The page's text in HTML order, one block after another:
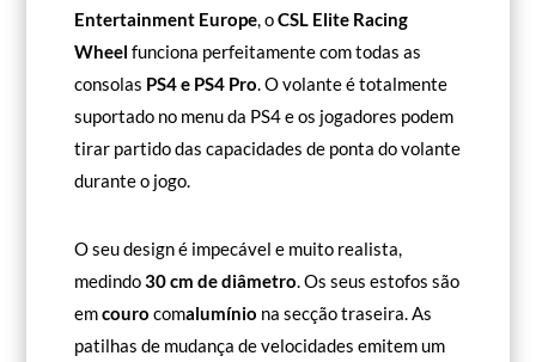
Entertainment Europe, oCSL Elite Racing
Wheelfunciona perfeitamente com todas as
consolas PS4 e PS4 Pro. O volante é totalmente
suportado no menu da PS4 e os jogadores podem
tirar partido das capacidades de ponta do volante
durante o jogo.
O seu design é impecável e muito realista,
medindo30 cm de diâmetro. Os seus estofos são
emcouro comalumínio na secção traseira. As
patilhas de mudança de velocidades emitem um